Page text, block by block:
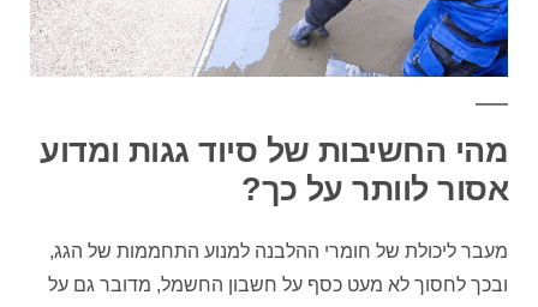
מהי החשיבות של סיוד גגות ומדוע
אסור לוותר על כך?
מעבר ליכולת של חומרי ההלבנה למנוע התחממות של הגג,
ובכך לחסוך לא מעט כסף על חשבון החשמל, מדובר גם על